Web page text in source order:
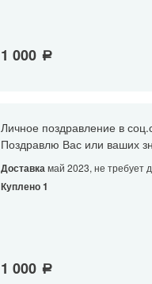
1 000 a
Личное поздравление в
Поздравлю Вас или ваших
Доставкамай 2023, не требует
Куплено 1
1 000 a